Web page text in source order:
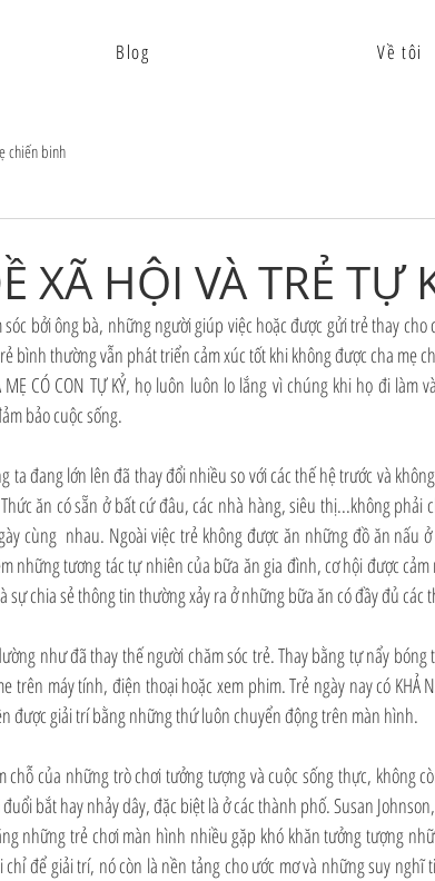
Blog Về tôi
chiến binh
XÃ HỘI VÀ TRẺ TỰ
bởi ông bà, những người giúp việc hoặc được gửi trẻ thay cho
bình thường vẫn phát triển cảm xúc tốt khi không được cha mẹ
MẸ CÓ CON TỰ KỶ, họ luôn luôn lo lắng vì chúng khi họ đi làm
bảo cuộc sống.
ta đang lớn lên đã thay đổi nhiều so với các thế hệ trước và
ăn có sẵn ở bất cứ đâu, các nhà hàng, siêu thị...không phải
cùng  nhau. Ngoài việc trẻ không được ăn những đồ ăn nấu
những tương tác tự nhiên của bữa ăn gia đình, cơ hội được
sự chia sẻ thông tin thường xảy ra ở những bữa ăn có đầy đủ các
như đã thay thế người chăm sóc trẻ. Thay bằng tự nẩy bóng
trên máy tính, điện thoại hoặc xem phim. Trẻ ngày nay có KHẢ
được giải trí bằng những thứ luôn chuyển động trên màn hình.
chỗ của những trò chơi tưởng tượng và cuộc sống thực, không
bắt hay nhảy dây, đặc biệt là ở các thành phố. Susan
những trẻ chơi màn hình nhiều gặp khó khăn tưởng tượng
để giải trí, nó còn là nền tảng cho ước mơ và những suy nghĩ